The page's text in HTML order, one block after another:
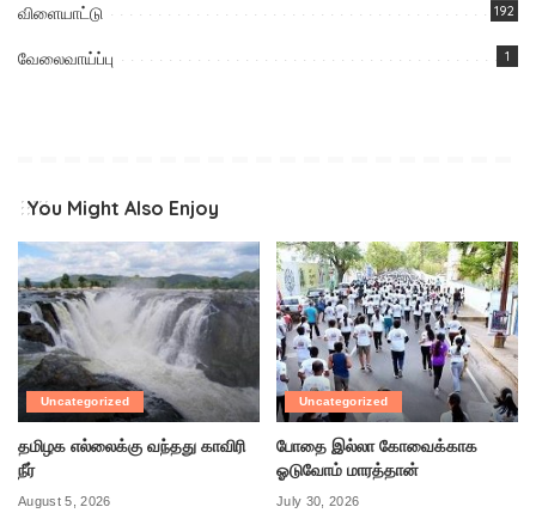
விளையாட்டு 192
வேலைவாய்ப்பு 1
You Might Also Enjoy
Uncategorized
தமிழக எல்லைக்கு வந்தது காவிரி
நீர்
August 5, 2026
Uncategorized
போதை இல்லா கோவைக்காக
ஓடுவோம் மாரத்தான்
July 30, 2026